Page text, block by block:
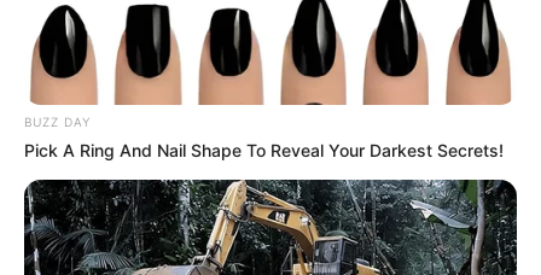
Περισσότερα νέα από την Εύβοια
Βαρύ πένθος στην Εύβοια για αγαπημένο
καθηγητή
Την λένε «Κυκλάδες χωρίς πλοίο» και είναι 1
ώρα από Χαλκίδα – Υπερβολή ή όχι;
BUZZ DAY
Pick A Ring And Nail Shape To Reveal Your Darkest Secrets!